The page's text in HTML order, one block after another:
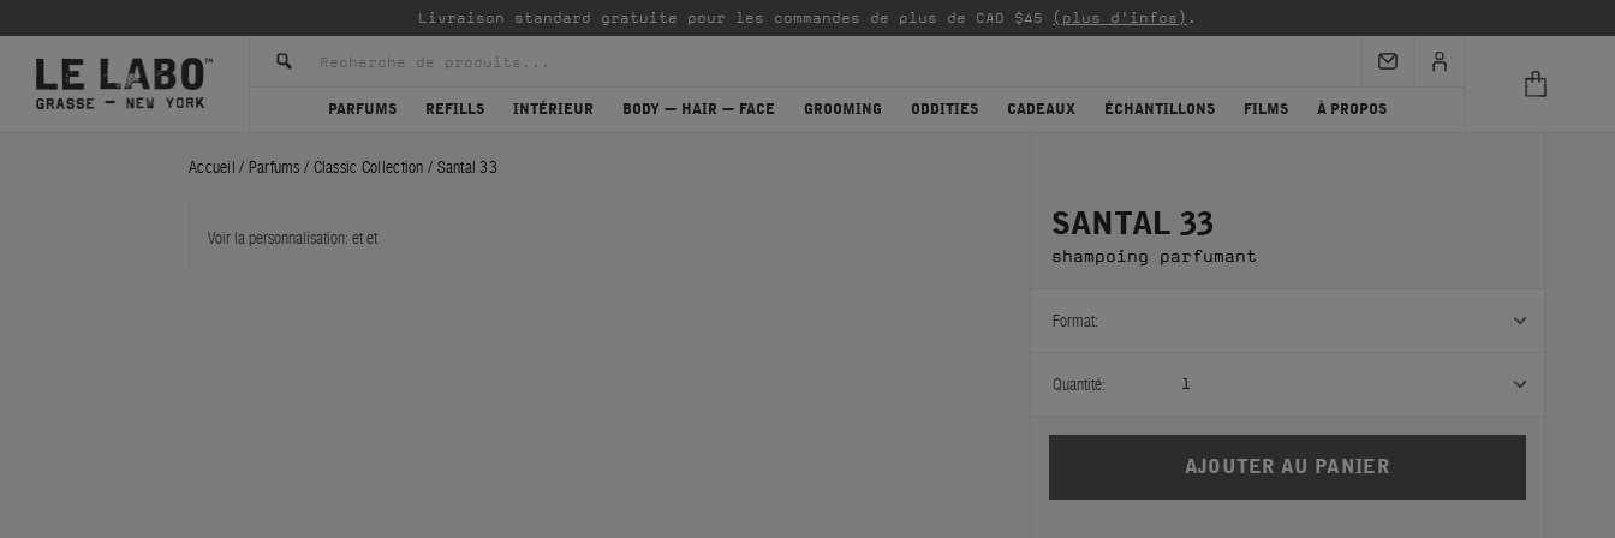
Livraison standard gratuite pour les commandes de plus de CAD $45 (plus d'infos) .
PARFUMS REFILLS INTÉRIEUR BODY — HAIR — FACE GROOMING ODDITIES CADEAUX ÉCHANTILLONS FILMS À PROPOS
Accueil / Parfums / Classic Collection / Santal 33
Voir la personnalisation: etet SANTAL 33
shampoing parfumant
Format:
Quantité: 1